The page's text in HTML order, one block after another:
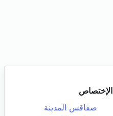
صفاقس المدينة